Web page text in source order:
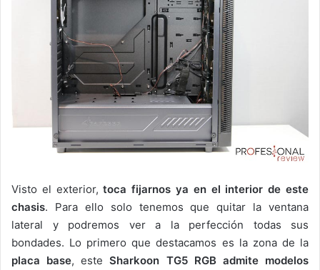
Visto el exterior,toca fijarnos ya en el interior de este
chasis. Para ello solo tenemos que quitar la ventana
lateral y podremos ver a la perfección todas sus
bondades. Lo primero que destacamos es la zona de la
placa base, este Sharkoon TG5 RGB admite modelos